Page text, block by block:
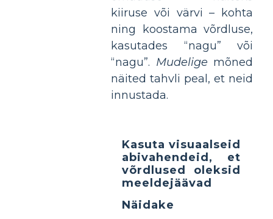
kiiruse või värvi – kohta
ning koostama võrdluse,
kasutades “nagu” või
“nagu”. Mudelige mõned
näited tahvli peal, et neid
innustada.
Kasuta visuaalseid
abivahendeid, et
võrdlused oleksid
meeldejäävad
Näidake